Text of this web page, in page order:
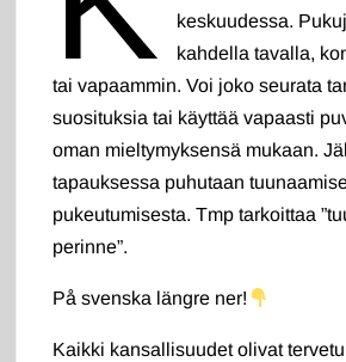
keskuudessa.
kahdella tavalla,
tai vapaammin. Voi joko seurata
suosituksia tai käyttää vapaasti
oman mieltymyksensä mukaan.
tapauksessa puhutaan
pukeutumisesta. Tmp tarkoittaa
perinne”.
På svenska längre ner!
Kaikki kansallisuudet olivat